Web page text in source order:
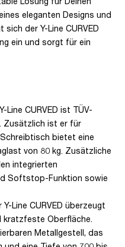
eleganten Designs und
der Y-Line CURVED
ein und sorgt für ein
Line CURVED ist TÜV-
Zusätzlich ist er für
bietet eine
von 80 kg. Zusätzliche
integrierten
Softstop-Funktion sowie
Y-Line CURVED überzeugt
kratzfeste Oberfläche.
Metallgestell, das